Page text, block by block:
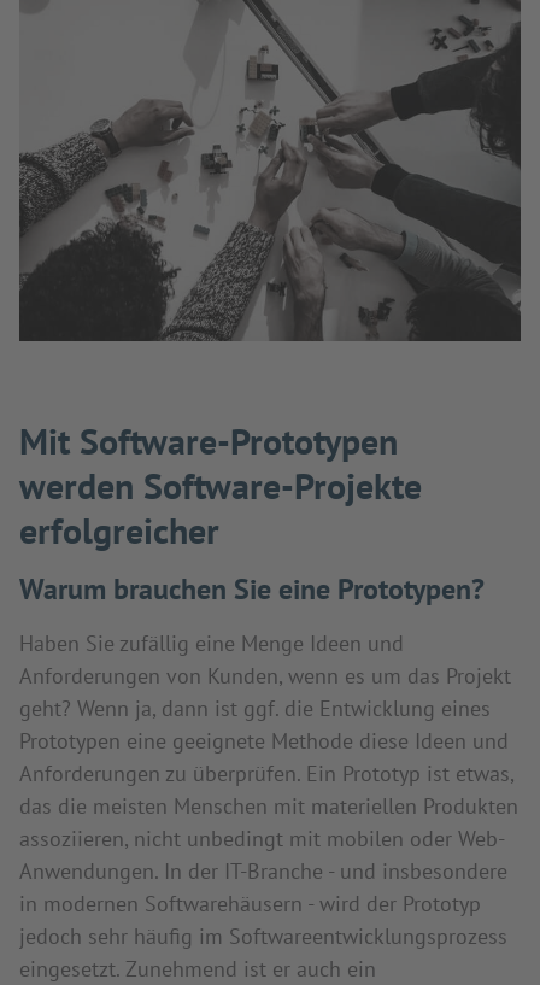
Mit Software-Prototypen
werden Software-Projekte
erfolgreicher
Warum brauchen Sie eine Prototypen?
Haben Sie zufällig eine Menge Ideen und
Anforderungen von Kunden, wenn es um das Projekt
geht? Wenn ja, dann ist ggf. die Entwicklung eines
Prototypen eine geeignete Methode diese Ideen und
Anforderungen zu überprüfen. Ein Prototyp ist etwas,
das die meisten Menschen mit materiellen Produkten
assoziieren, nicht unbedingt mit mobilen oder Web-
Anwendungen. In der IT-Branche - und insbesondere
in modernen Softwarehäusern - wird der Prototyp
jedoch sehr häufig im Softwareentwicklungsprozess
eingesetzt. Zunehmend ist er auch ein